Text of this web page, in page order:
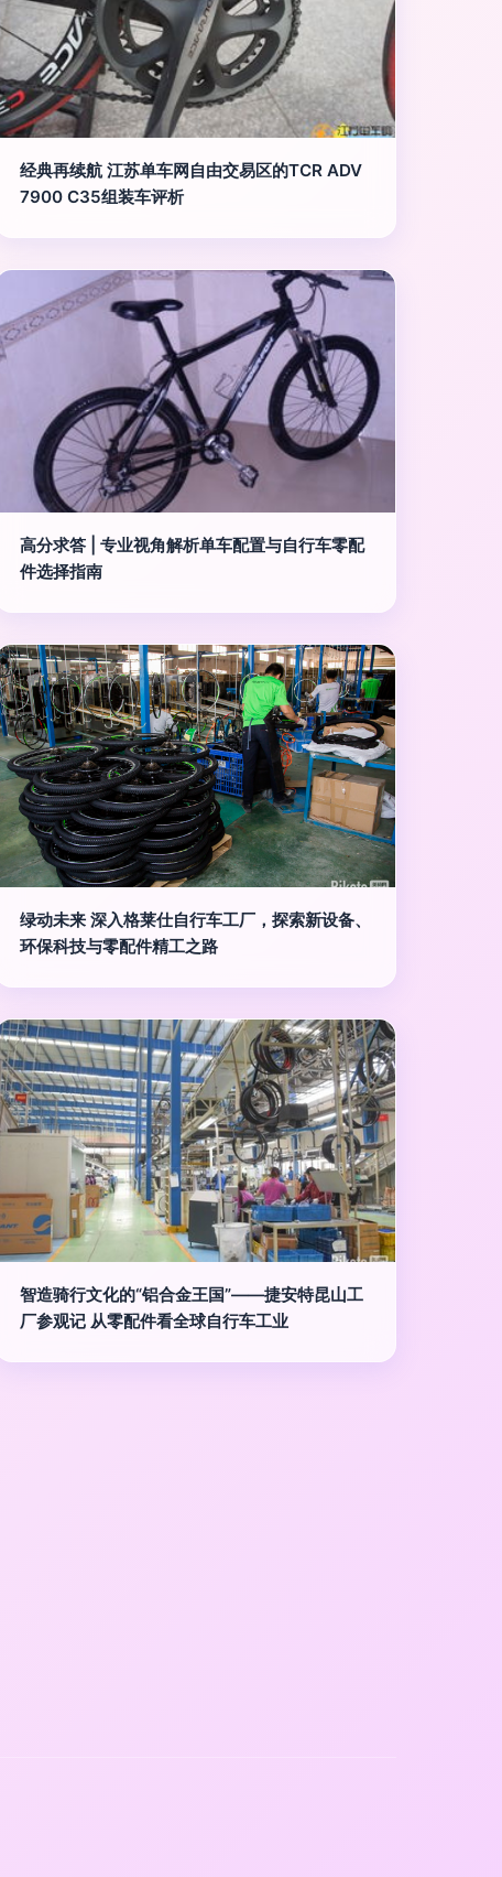
经典再续航 江苏单车网自由交易区的TCR ADV
7900 C35组装车评析
高分求答 | 专业视角解析单车配置与自行车零配
件选择指南
绿动未来 深入格莱仕自行车工厂，探索新设备、
环保科技与零配件精工之路
智造骑行文化的“铝合金王国”——捷安特昆山工
厂参观记 从零配件看全球自行车工业